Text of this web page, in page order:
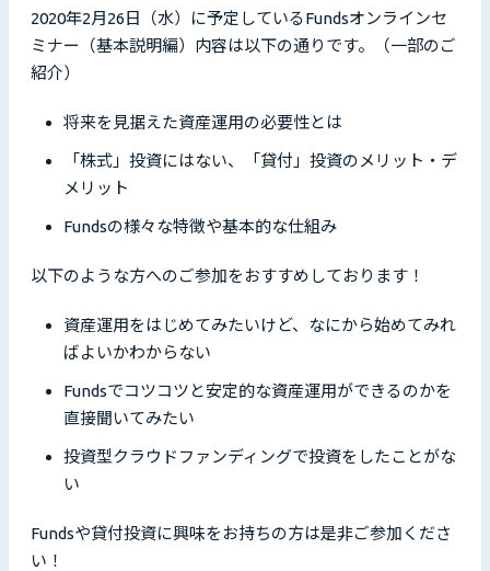
2020年2月26日（水）に予定しているFundsオンラインセ
ミナー（基本説明編）内容は以下の通りです。（一部のご
紹介）
将来を見据えた資産運用の必要性とは
「株式」投資にはない、「貸付」投資のメリット・デ
メリット
Fundsの様々な特徴や基本的な仕組み
以下のような方へのご参加をおすすめしております！
資産運用をはじめてみたいけど、なにから始めてみれ
ばよいかわからない
Fundsでコツコツと安定的な資産運用ができるのかを
直接聞いてみたい
投資型クラウドファンディングで投資をしたことがな
い
Fundsや貸付投資に興味をお持ちの方は是非ご参加くださ
い！